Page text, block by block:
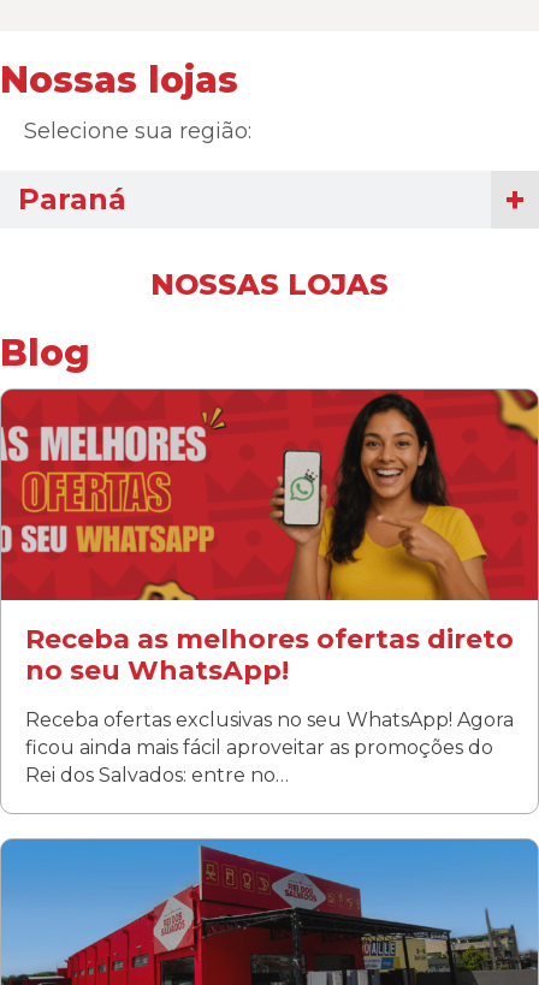
Nossas lojas
Selecione sua região:
Paraná
Fanny
Rua Albino Beatriz, 100 - Fanny, Curitiba –PR
Segunda a sábado: 09h00 às 19h00
Domingo: FECHADA
ÚLTIMOS DIAS DE LIQUIDAÇÃO!
NOSSAS LOJAS
Blog
Receba as melhores ofertas direto
no seu WhatsApp!
Receba ofertas exclusivas no seu WhatsApp! Agora
ficou ainda mais fácil aproveitar as promoções do
Rei dos Salvados: entre no…